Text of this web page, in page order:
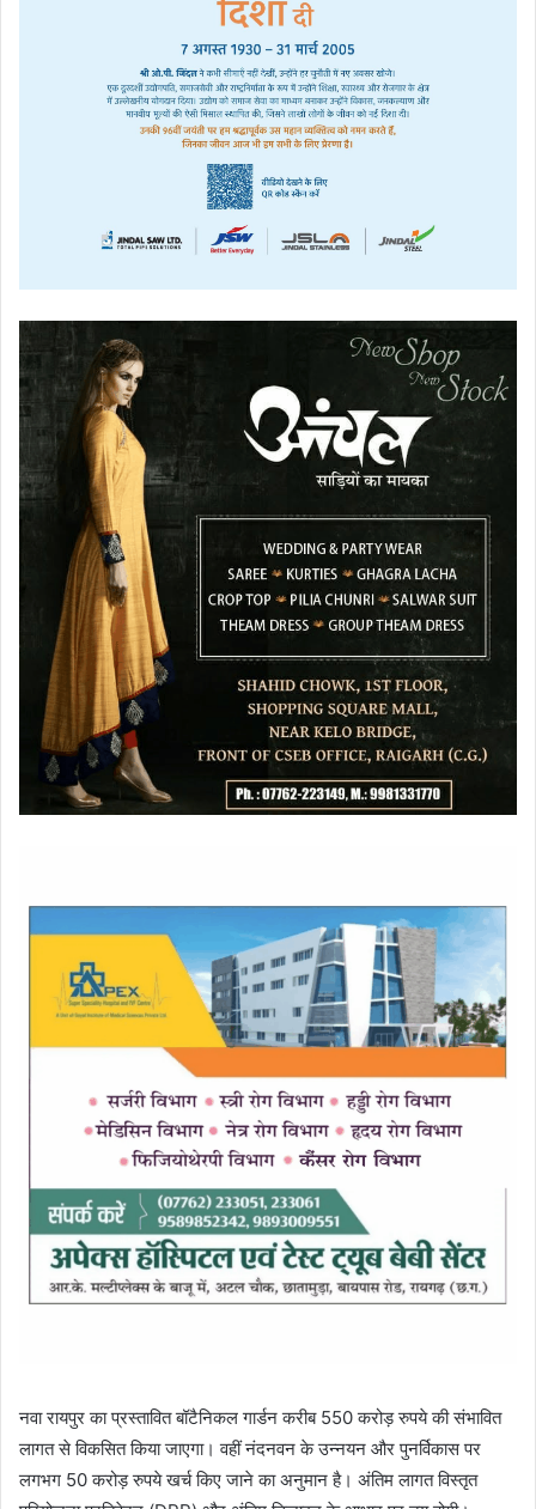
नवा रायपुर का प्रस्तावित बॉटैनिकल गार्डन करीब 550 करोड़ रुपये की संभावित
लागत से विकसित किया जाएगा। वहीं नंदनवन के उन्नयन और पुनर्विकास पर
लगभग 50 करोड़ रुपये खर्च किए जाने का अनुमान है। अंतिम लागत विस्तृत